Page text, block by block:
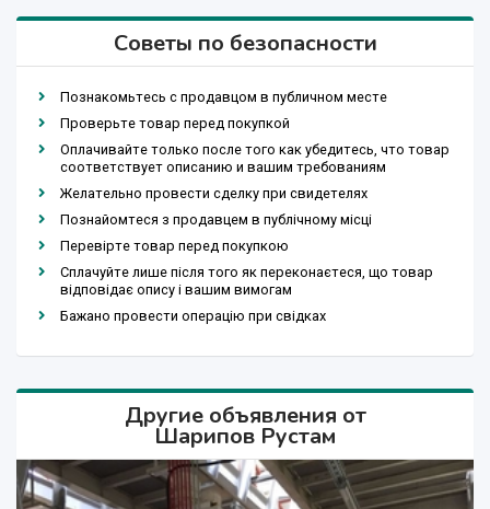
Советы по безопасности
Познакомьтесь с продавцом в публичном месте
Проверьте товар перед покупкой
Оплачивайте только после того как убедитесь, что товар
соответствует описанию и вашим требованиям
Желательно провести сделку при свидетелях
Познайомтеся з продавцем в публічному місці
Перевірте товар перед покупкою
Сплачуйте лише після того як переконаєтеся, що товар
відповідає опису і вашим вимогам
Бажано провести операцію при свідках
Другие объявления от
Шарипов Рустам